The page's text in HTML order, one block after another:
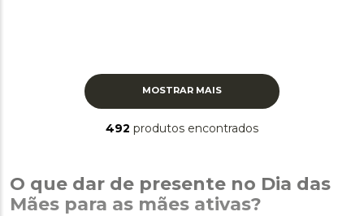
MOSTRAR MAIS
492 produtos
O que dar de presente no Dia das
Mães para as mães ativas?